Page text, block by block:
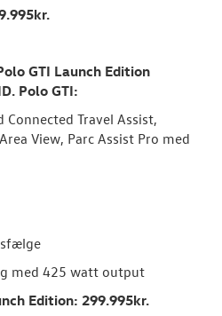
GTI Launch Edition
Polo GTI:
Travel Assist,
View, Parc Assist Pro med
med 425 watt output
Edition: 299.995kr.